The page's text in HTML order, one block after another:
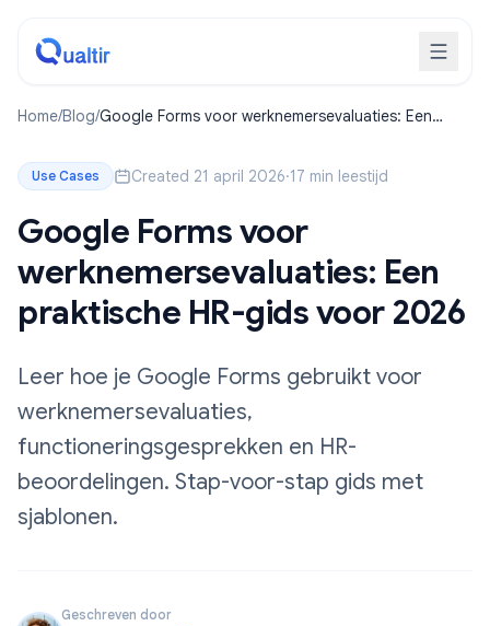
Home/Blog/Google Forms voor werknemersevaluaties: Een
Use Cases Created 21 april 2026·17 min leestijd
Google Forms voor
werknemersevaluaties: Een
praktische HR-gids voor 2026
Leer hoe je Google Forms gebruikt voor
werknemersevaluaties,
functioneringsgesprekken en HR-
beoordelingen. Stap-voor-stap gids met
sjablonen.
Geschreven door